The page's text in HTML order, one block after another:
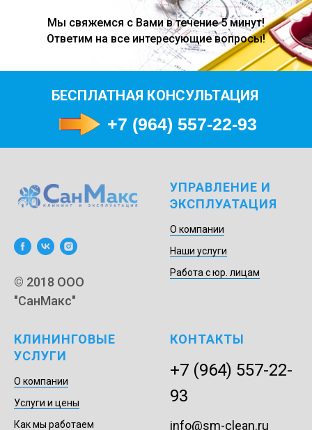
Мы свяжемся с Вами в течение 5 минут!
Ответим на все интересующие вопросы!
БЕСПЛАТНАЯ КОНСУЛЬТАЦИЯ
+7 (964) 557-22-93
© 2018 ООО
"СанМакс"
УПРАВЛЕНИЕ И
ЭКСПЛУАТАЦИЯ
О компании
Наши услуги
Работа с юр. лицам
КЛИНИНГОВЫЕ
УСЛУГИ
О компании
Услуги и цены
Как мы работаем
КОНТАКТЫ
+7 (964) 557-22-
93
info@sm-clean.ru